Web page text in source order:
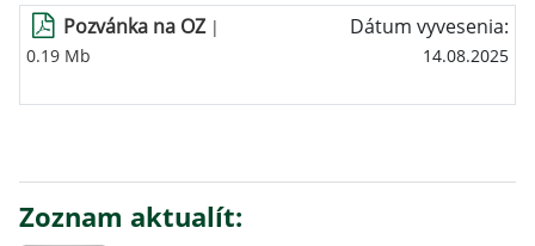
Pozvánka na OZ|
0.19 Mb
Dátum vyvesenia:
14.08.2025
Zoznam aktualít: